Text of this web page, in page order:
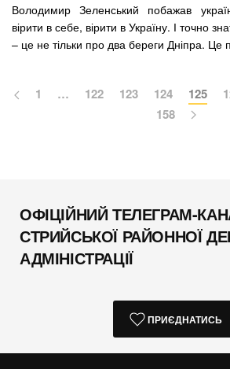
Володимир Зеленський побажав
вірити в себе, вірити в Україну. І точно
– це не тільки про два береги Дніпра. Це
1 … 122 123 124 125
158
ОФІЦІЙНИЙ ТЕЛЕГРАМ-
СТРИЙСЬКОЇ РАЙОННОЇ
АДМІНІСТРАЦІЇ
ПРИЄДНАТИСЬ